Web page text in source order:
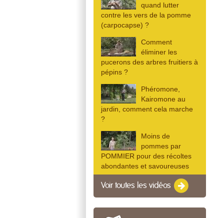
quand lutter
contre les vers de la pomme
(carpocapse) ?
Comment
éliminer les
pucerons des arbres fruitiers à
pépins ?
Phéromone,
Kairomone au
jardin, comment cela marche
?
Moins de
pommes par
POMMIER pour des récoltes
abondantes et savoureuses
Voir toutes les vidéos